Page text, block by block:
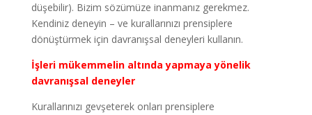
düşebilir). Bizim sözümüze inanmanız gerekmez.
Kendiniz deneyin – ve kurallarınızı prensiplere
dönüştürmek için davranışsal deneyleri kullanın.
İşleri mükemmelin altında yapmaya yönelik
davranışsal deneyler
Kurallarınızı gevşeterek onları prensiplere